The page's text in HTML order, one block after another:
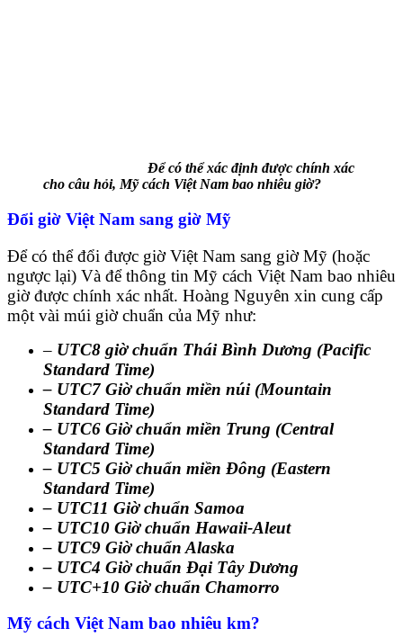
Để có thể xác định được chính xác
cho câu hỏi, Mỹ cách Việt Nam bao nhiêu giờ?
Đổi giờ Việt Nam sang giờ Mỹ
Để có thể đổi được giờ Việt Nam sang giờ Mỹ (hoặc
ngược lại) Và để thông tin Mỹ cách Việt Nam bao nhiêu
giờ được chính xác nhất. Hoàng Nguyên xin cung cấp
một vài múi giờ chuẩn của Mỹ như:
– UTC8 giờ chuẩn Thái Bình Dương (Pacific
Standard Time)
– UTC7 Giờ chuẩn miền núi (Mountain
Standard Time)
– UTC6 Giờ chuẩn miền Trung (Central
Standard Time)
– UTC5 Giờ chuẩn miền Đông (Eastern
Standard Time)
– UTC11 Giờ chuẩn Samoa
– UTC10 Giờ chuẩn Hawaii-Aleut
– UTC9 Giờ chuẩn Alaska
– UTC4 Giờ chuẩn Đại Tây Dương
– UTC+10 Giờ chuẩn Chamorro
Mỹ cách Việt Nam bao nhiêu km?